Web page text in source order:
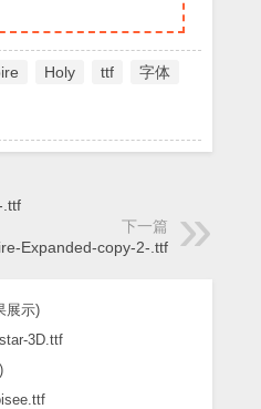
Holy ttf 字体
.ttf
下一篇
Expanded-copy-2-.ttf
3D.ttf